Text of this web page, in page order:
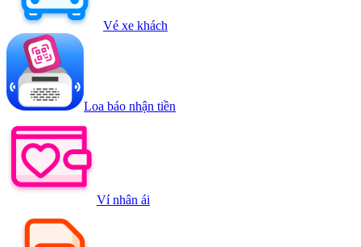
Vé xe khách
Loa báo nhận tiền
Ví nhân ái